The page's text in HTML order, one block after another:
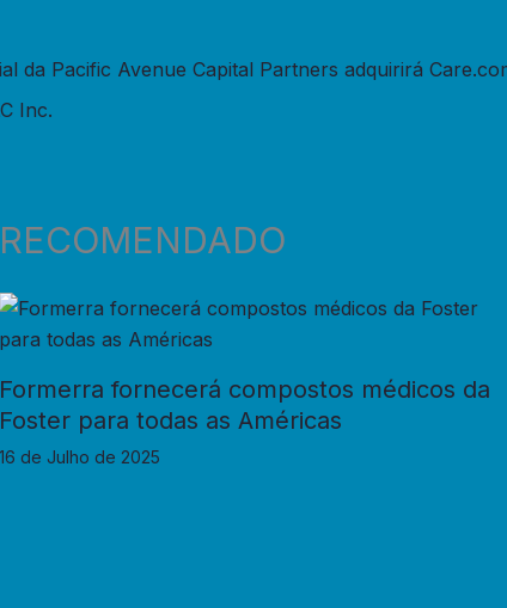
da Pacific Avenue Capital Partners adquirirá
Inc.
RECOMENDADO
Formerra fornecerá compostos médicos da
Foster para todas as Américas
16 de Julho de 2025